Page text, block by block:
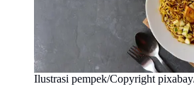
Ilustrasi pempek/Copyright